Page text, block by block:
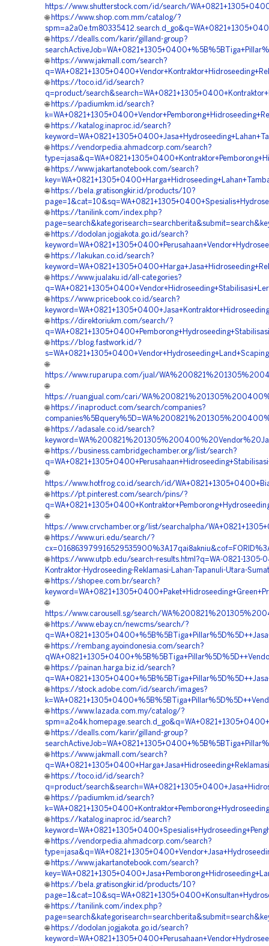
https://www.shutterstock.com/id/search/
🌐 https://www.shop.com.mm/catalog/?
🌐 https://dealls.com/karir/gilland-group?
🌐 https://www.jakmall.com/search?
🌐 https://toco.id/id/search?
q=product/
🌐 https://padiumkm.id/search?
🌐 https://katalog.inaproc.id/search?
🌐 https://vendorpedia.ahmadcorp.com/search?
🌐 https://www.jakartanotebook.com/search?
🌐 https://bela.gratisongkir.id/products/10?
🌐 https://tanilink.com/index.php?
🌐 https://dodolan.jogjakota.go.id/search?
🌐 https://lakukan.co.id/search?
🌐 https://www.jualaku.id/all-categories?
🌐 https://www.pricebook.co.id/search?
🌐 https://direktoriukm.com/search/?
🌐 https://blog.fastwork.id/?
🌐
https://www.ruparupa.com/jual/
🌐
https://ruangjual.com/cari/
🌐 https://inaproduct.com/search/companies?
🌐 https://adasale.co.id/search?
🌐 https://business.cambridgechamber.org/list/search?
🌐
https://www.hotfrog.co.id/search/id/
🌐 https://pt.pinterest.com/search/pins/?
🌐
https://www.crvchamber.org/list/searchalpha/
🌐 https://www.uri.edu/search/?
🌐 https://www.utpb.edu/search-results.html?q=WA-0821-1305-
Kontraktor-Hydroseeding-Reklamasi-Lahan-Tapanuli-Utara-
🌐 https://shopee.com.br/search?
🌐
https://www.carousell.sg/search/
🌐 https://www.ebay.cn/newcms/search/?
🌐 https://rembang.ayoindonesia.com/search?
🌐 https://painan.harga.biz.id/search?
🌐 https://stock.adobe.com/id/search/images?
🌐 https://www.lazada.com.my/catalog/?
🌐 https://dealls.com/karir/gilland-group?
🌐 https://www.jakmall.com/search?
🌐 https://toco.id/id/search?
q=product/
🌐 https://padiumkm.id/search?
🌐 https://katalog.inaproc.id/search?
🌐 https://vendorpedia.ahmadcorp.com/search?
🌐 https://www.jakartanotebook.com/search?
🌐 https://bela.gratisongkir.id/products/10?
🌐 https://tanilink.com/index.php?
🌐 https://dodolan.jogjakota.go.id/search?